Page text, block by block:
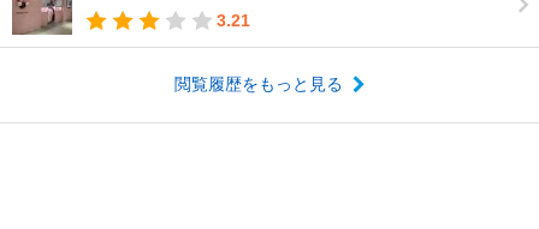
3.21
閲覧履歴をもっと見る